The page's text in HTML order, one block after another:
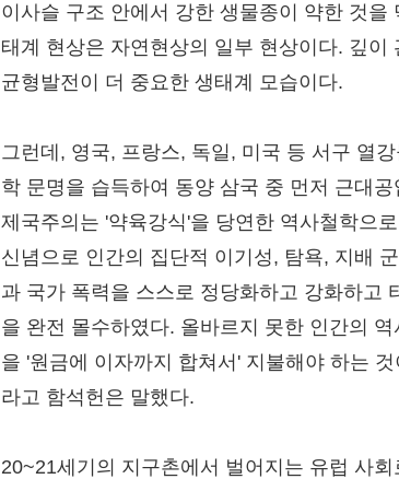
이사슬 구조 안에서 강한 생물종이 약한 것을
태계 현상은 자연현상의 일부 현상이다. 깊이
균형발전이 더 중요한 생태계 모습이다.
그런데, 영국, 프랑스, 독일, 미국 등 서구 열
학 문명을 습득하여 동양 삼국 중 먼저 근대
제국주의는 '약육강식'을 당연한 역사철학으
신념으로 인간의 집단적 이기성, 탐욕, 지배
과 국가 폭력을 스스로 정당화하고 강화하고
을 완전 몰수하였다. 올바르지 못한 인간의
을 '원금에 이자까지 합쳐서' 지불해야 하는 것
라고 함석헌은 말했다.
20~21세기의 지구촌에서 벌어지는 유럽 사